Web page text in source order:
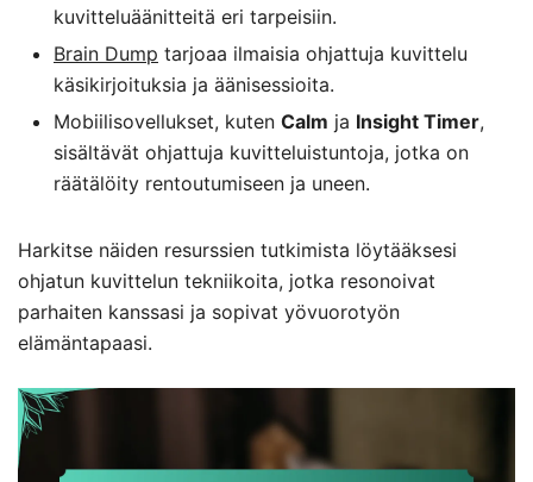
kuvitteluäänitteitä eri tarpeisiin.
Brain Dump tarjoaa ilmaisia ohjattuja kuvittelu
käsikirjoituksia ja äänisessioita.
Mobiilisovellukset, kuten Calm ja Insight Timer,
sisältävät ohjattuja kuvitteluistuntoja, jotka on
räätälöity rentoutumiseen ja uneen.
Harkitse näiden resurssien tutkimista löytääksesi
ohjatun kuvittelun tekniikoita, jotka resonoivat
parhaiten kanssasi ja sopivat yövuorotyön
elämäntapaasi.